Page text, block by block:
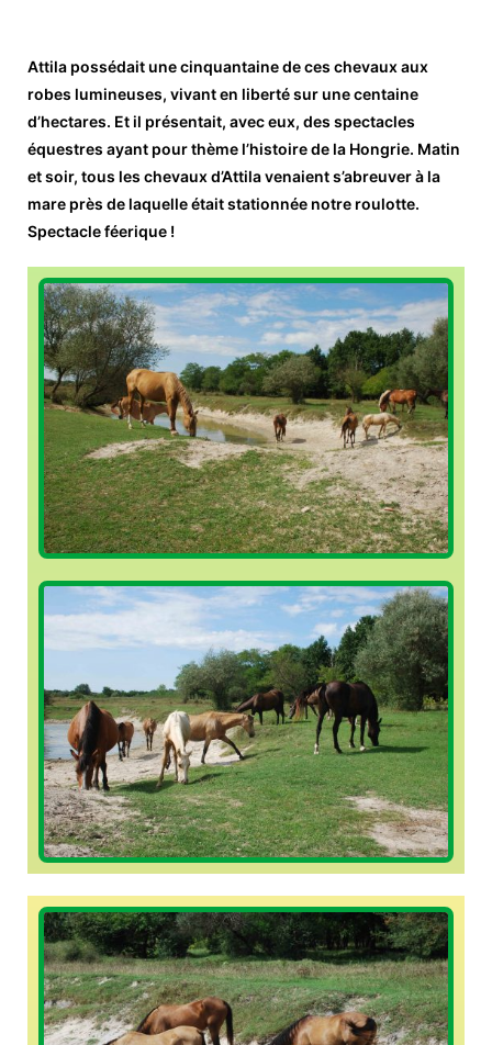
Attila possédait une cinquantaine de ces chevaux aux
robes lumineuses, vivant en liberté sur une centaine
d’hectares. Et il présentait, avec eux, des spectacles
équestres ayant pour thème l’histoire de la Hongrie. Matin
et soir, tous les chevaux d’Attila venaient s’abreuver à la
mare près de laquelle était stationnée notre roulotte.
Spectacle féerique !